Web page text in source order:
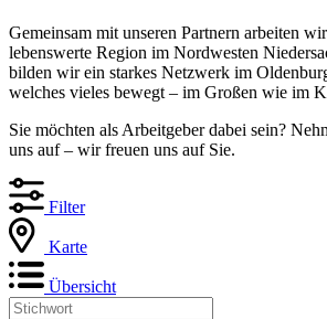
Gemeinsam mit unseren Partnern arbeiten
lebenswerte Region im Nordwesten
bilden wir ein starkes Netzwerk im
welches vieles bewegt – im Großen wie im
Sie möchten als Arbeitgeber dabei sein?
uns auf – wir freuen uns auf Sie.
Filter
Karte
Übersicht